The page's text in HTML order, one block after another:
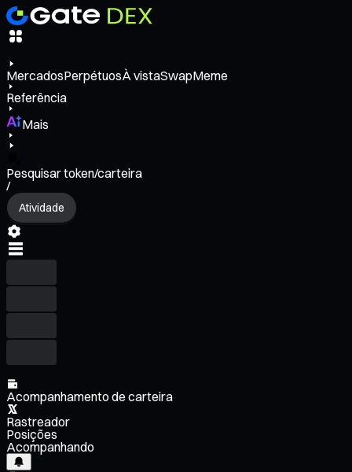
MercadosPerpétuosÀ vistaSwapMeme
Referência
Mais
Pesquisar token/carteira
/
Atividade
Acompanhamento de carteira
Rastreador
Posições
Acompanhando